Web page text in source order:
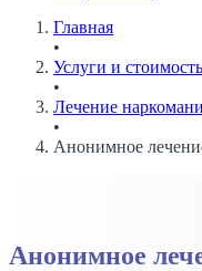
Главная
•
Услуги и стоимость
•
Лечение
•
Анонимное
Анонимное